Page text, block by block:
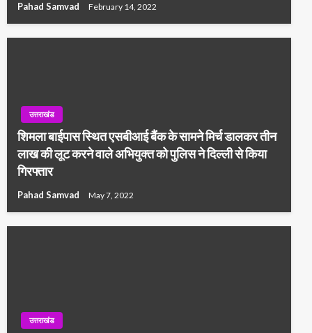
Pahad Samvad February 14, 2022
उत्तराखंड
शिमला बाईपास स्थित एसबीआई बैंक के सामने मिर्च डालकर तीन
लाख की लूट करने वाले अभियुक्त को पुलिस ने दिल्ली से किया
गिरफ्तार
Pahad Samvad May 7, 2022
उत्तराखंड